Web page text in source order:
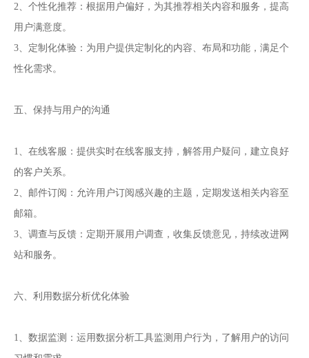
2、个性化推荐：根据用户偏好，为其推荐相关内容和服务，提高
用户满意度。
3、定制化体验：为用户提供定制化的内容、布局和功能，满足个
性化需求。
五、保持与用户的沟通
1、在线客服：提供实时在线客服支持，解答用户疑问，建立良好
的客户关系。
2、邮件订阅：允许用户订阅感兴趣的主题，定期发送相关内容至
邮箱。
3、调查与反馈：定期开展用户调查，收集反馈意见，持续改进网
站和服务。
六、利用数据分析优化体验
1、数据监测：运用数据分析工具监测用户行为，了解用户的访问